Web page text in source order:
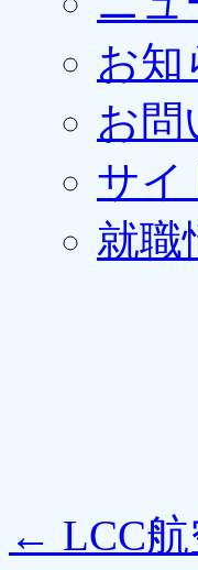
お知
お問
サイ
就職
← LCC